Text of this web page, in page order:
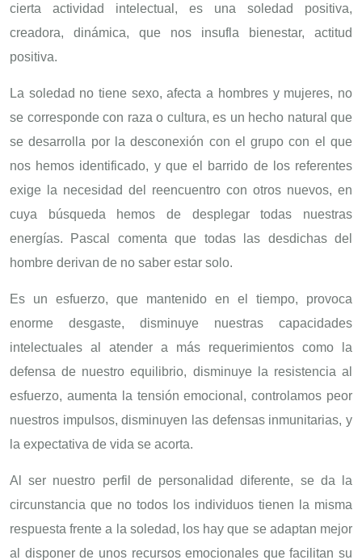
cierta actividad intelectual, es una soledad positiva,
creadora, dinámica, que nos insufla bienestar, actitud
positiva.
La soledad no tiene sexo, afecta a hombres y mujeres, no
se corresponde con raza o cultura, es un hecho natural que
se desarrolla por la desconexión con el grupo con el que
nos hemos identificado, y que el barrido de los referentes
exige la necesidad del reencuentro con otros nuevos, en
cuya búsqueda hemos de desplegar todas nuestras
energías. Pascal comenta que todas las desdichas del
hombre derivan de no saber estar solo.
Es un esfuerzo, que mantenido en el tiempo, provoca
enorme desgaste, disminuye nuestras capacidades
intelectuales al atender a más requerimientos como la
defensa de nuestro equilibrio, disminuye la resistencia al
esfuerzo, aumenta la tensión emocional, controlamos peor
nuestros impulsos, disminuyen las defensas inmunitarias, y
la expectativa de vida se acorta.
Al ser nuestro perfil de personalidad diferente, se da la
circunstancia que no todos los individuos tienen la misma
respuesta frente a la soledad, los hay que se adaptan mejor
al disponer de unos recursos emocionales que facilitan su